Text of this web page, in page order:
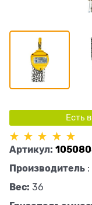
Есть
Артикул:
Производитель :
Вес: 36